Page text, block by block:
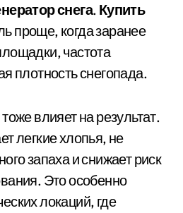
снега. Купить
проще, когда заранее
частота
плотность снегопада.
влияет на результат.
легкие хлопья, не
запаха и снижает риск
Это особенно
локаций, где